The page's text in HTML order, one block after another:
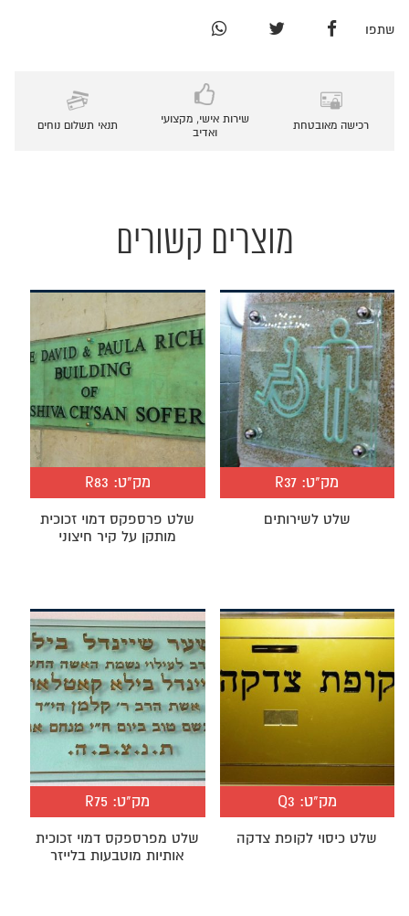
שתפו
רכישה מאובטחת
שירות אישי, מקצועי
ואדיב
תנאי תשלום נוחים
מוצרים קשורים
מק"ט: R37
שלט לשירותים
מק"ט: R83
שלט פרספקס דמוי זכוכית
מותקן על קיר חיצוני
מק"ט: Q3
שלט כיסוי לקופת צדקה
מק"ט: R75
שלט מפרספקס דמוי זכוכית
אותיות מוטבעות בלייזר